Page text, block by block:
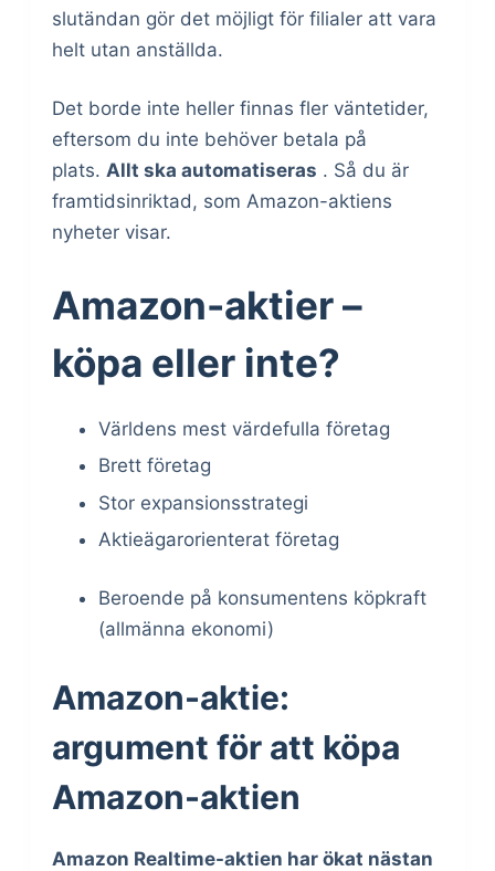
slutändan gör det möjligt för filialer att vara
helt utan anställda.
Det borde inte heller finnas fler väntetider,
eftersom du inte behöver betala på
plats. Allt ska automatiseras . Så du är
framtidsinriktad, som Amazon-aktiens
nyheter visar.
Amazon-aktier –
köpa eller inte?
Världens mest värdefulla företag
Brett företag
Stor expansionsstrategi
Aktieägarorienterat företag
Beroende på konsumentens köpkraft
(allmänna ekonomi)
Amazon-aktie:
argument för att köpa
Amazon-aktien
Amazon Realtime-aktien har ökat nästan